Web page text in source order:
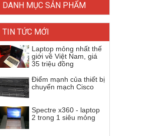
DANH MỤC SẢN PHẨM
TIN TỨC MỚI
Laptop mỏng nhất thế
giới về Việt Nam, giá
35 triệu đồng
Điểm mạnh của thiết bị
chuyển mạch Cisco
Spectre x360 - laptop
2 trong 1 siêu mỏng